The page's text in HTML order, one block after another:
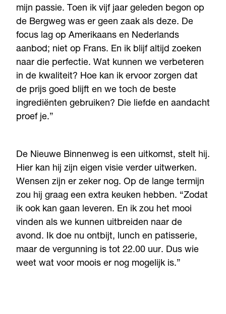
mijn passie. Toen ik vijf jaar geleden begon op
de Bergweg was er geen zaak als deze. De
focus lag op Amerikaans en Nederlands
aanbod; niet op Frans. En ik blijf altijd zoeken
naar die perfectie. Wat kunnen we verbeteren
in de kwaliteit? Hoe kan ik ervoor zorgen dat
de prijs goed blijft en we toch de beste
ingrediënten gebruiken? Die liefde en aandacht
proef je.”
De Nieuwe Binnenweg is een uitkomst, stelt hij.
Hier kan hij zijn eigen visie verder uitwerken.
Wensen zijn er zeker nog. Op de lange termijn
zou hij graag een extra keuken hebben. “Zodat
ik ook kan gaan leveren. En ik zou het mooi
vinden als we kunnen uitbreiden naar de
avond. Ik doe nu ontbijt, lunch en patisserie,
maar de vergunning is tot 22.00 uur. Dus wie
weet wat voor moois er nog mogelijk is.”